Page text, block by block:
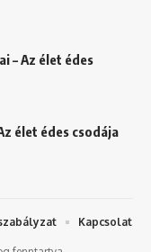
– Az élet édes
élet édes csodája
Kapcsolat